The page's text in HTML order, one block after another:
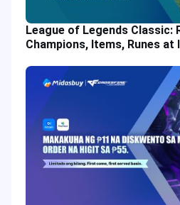
League of Legends Classic:
Champions, Items, Runes at